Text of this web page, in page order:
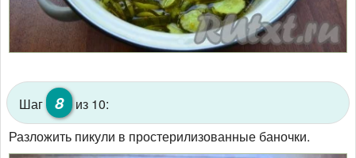
Шаг 8
из 10:
Разложить пикули в простерилизованные баночки.